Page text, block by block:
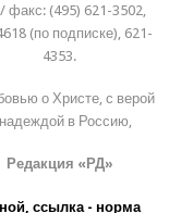
факс: (495) 621-3502,
(по подписке), 621-
4353.
о Христе, с верой
в Россию,
Редакция «РД»
ссылка - норма